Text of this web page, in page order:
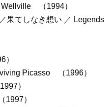
Wellville （1994）
果てしなき想い ／ Legends
）
Picasso （1996）
）
）